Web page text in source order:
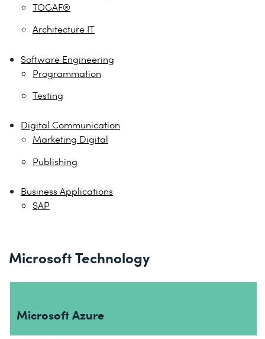
TOGAF®
Architecture IT
Software Engineering
Programmation
Testing
Digital Communication
Marketing Digital
Publishing
Business Applications
SAP
Microsoft Technology
Microsoft Azure